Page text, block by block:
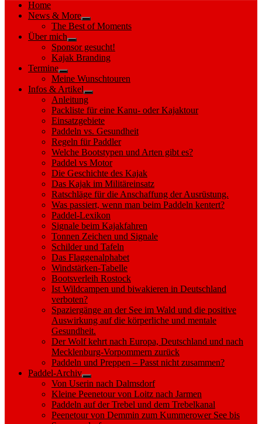
Home
News & More
Show
sub
The Best of Moments
Über mich
Show
sub
menu
Sponsor gesucht!
Kajak Branding
Termine
Show
sub
menu
Meine Wunschtouren
Infos & Artikel
Show
sub
menu
Anleitung
Packliste für eine Kanu- oder Kajaktour
Einsatzgebiete
Paddeln vs. Gesundheit
Regeln für Paddler
Welche Bootstypen und Arten gibt es?
Paddel vs Motor
Die Geschichte des Kajak
Das Kajak im Militäreinsatz
Ratschläge für die Anschaffung der Ausrüstung.
Was passiert, wenn man beim Paddeln kentert?
Paddel-Lexikon
Signale beim Kajakfahren
Tonnen Zeichen und Signale
Schilder und Tafeln
Das Flaggenalphabet
Windstärken-Tabelle
Bootsverleih Rostock
Ist Wildcampen und biwakieren in Deutschland
verboten?
Spaziergänge an der See im Wald und die positive
Auswirkung auf die körperliche und mentale
Gesundheit.
Der Wolf kehrt nach Europa, Deutschland und nach
Mecklenburg-Vorpommern zurück
Paddeln und Preppen – Passt nicht zusammen?
Paddel-Archiv
Show
sub
menu
Von Userin nach Dalmsdorf
Kleine Peenetour von Loitz nach Jarmen
Paddeln auf der Trebel und dem Trebelkanal
Peenetour von Demmin zum Kummerower See bis